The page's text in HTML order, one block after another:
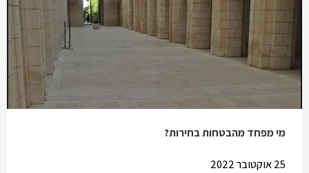
מי מפחד מהבטחות בחירות?
25 אוקטובר 2022